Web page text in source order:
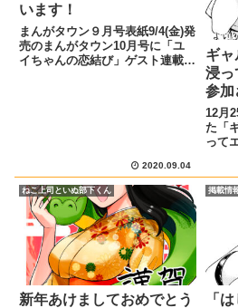
います！
まんがタウン９月号表紙9/4(金)発
売のまんがタウン10月号に「ユ
イちゃんの恋結び」ゲスト連載2
2020.09.04
ギャ
浸っ
参加
た！
12月
た「
って
30
た！
なシ
い！
ねこ上司といぬ部下くん
新年あけましておめでとう
掲載情
「